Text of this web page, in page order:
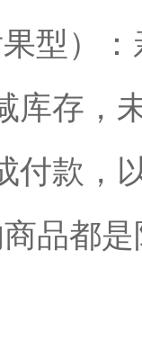
型）
库存，
付款，
品都